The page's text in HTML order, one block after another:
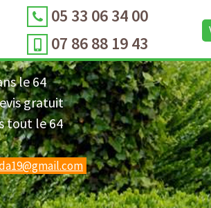
05 33 06 34 00
07 86 88 19 43
le 64
gratuit
tout le 64